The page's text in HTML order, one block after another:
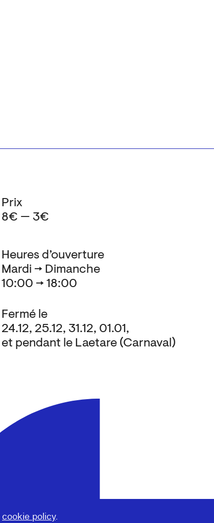
cookie policy.
Heures d’ouverture
Mardi → Dimanche
10:00 → 18:00
Fermé le
24.12, 25.12, 31.12, 01.01,
et pendant le Laetare (Carnaval)
Prix
8€ — 3€